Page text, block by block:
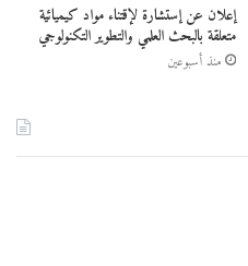
إعلان عن إستشارة لإقتناء مواد كيميائية
متعلقة بالبحث العلمي والتطوير التكنولوجي
منذ أسبوعين